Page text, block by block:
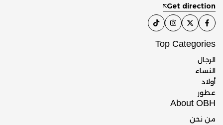
Get direction
Top Categories
الرجال
النساء
أولاد
عطور
About OBH
من نحن